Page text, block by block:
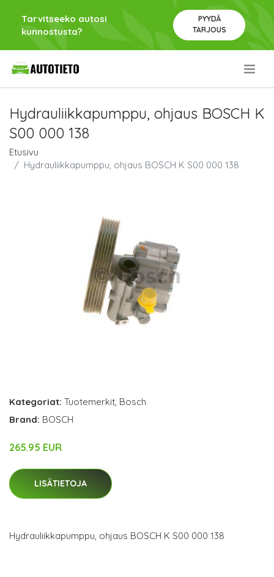
Tarvitseeko autosi
kunnostusta?
PYYDÄ
TARJOUS
Hydrauliikkapumppu, ohjaus BOSCH K
S00 000 138
Etusivu
Hydrauliikkapumppu, ohjaus BOSCH K S00 000 138
Kategoriat: Tuotemerkit, Bosch
Brand: BOSCH
265.95 EUR
LISÄTIETOJA
Hydrauliikkapumppu, ohjaus BOSCH K S00 000 138